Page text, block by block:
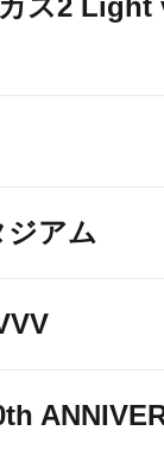
ス2 Light
アム